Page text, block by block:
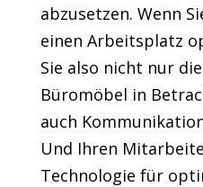
abzusetzen. Wenn
einen Arbeitsplatz
Sie also nicht nur
Büromöbel in
auch
Und Ihren
Technologie für